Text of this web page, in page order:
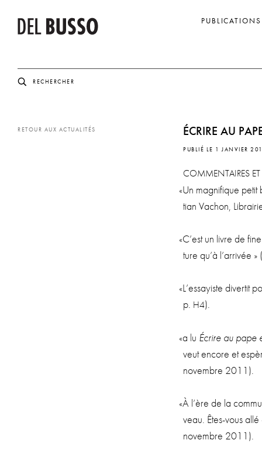
PUBLICATIONS
RETOUR AUX ACTUALITÉS ÉCRIRE AU
PUBLIÉ LE 1 JANVIER
COMMENTAIRES ET
«Un magni­fique petit
tian Vachon,
«C’est un livre de
ture qu’à l’arrivée
«L’essayiste diver­tit
p. H4).
«a lu Écrire au pape
veut encore et
novembre 2011).
«À l’ère de la
veau. Êtes-vous
novembre 2011).